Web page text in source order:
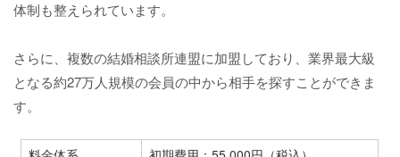
体制も整えられています。
さらに、複数の結婚相談所連盟に加盟しており、業界最大級
となる約27万人規模の会員の中から相手を探すことができま
す。